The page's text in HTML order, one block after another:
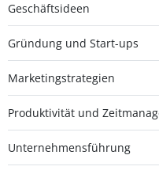
Geschäftsideen
Gründung und Start-ups
Marketingstrategien
Produktivität und
Unternehmensführung